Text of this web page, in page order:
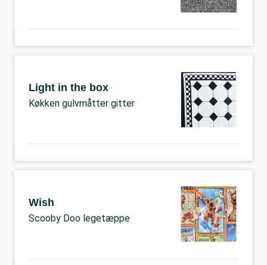
Light in the box
Køkken gulvmåtter gitter
Wish
Scooby Doo legetæppe